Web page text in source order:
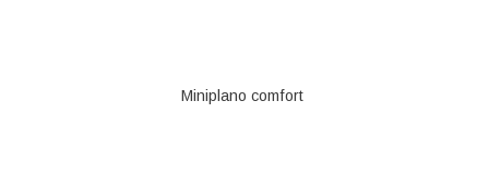
Miniplano comfort